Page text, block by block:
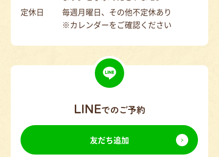
定休日
毎週月曜日、その他不定休あり
※カレンダーをご確認ください
LINEでのご予約
友だち追加